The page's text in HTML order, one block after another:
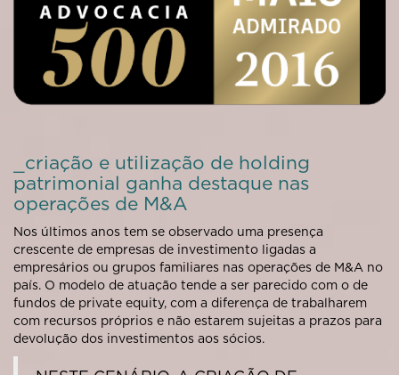
_criação e utilização de holding
patrimonial ganha destaque nas
operações de M&A
Nos últimos anos tem se observado uma presença
crescente de empresas de investimento ligadas a
empresários ou grupos familiares nas operações de M&A no
país. O modelo de atuação tende a ser parecido com o de
fundos de private equity, com a diferença de trabalharem
com recursos próprios e não estarem sujeitas a prazos para
devolução dos investimentos aos sócios.